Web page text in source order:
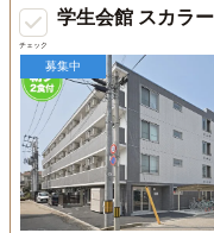
チェック
学生会館 スカラ
募集中